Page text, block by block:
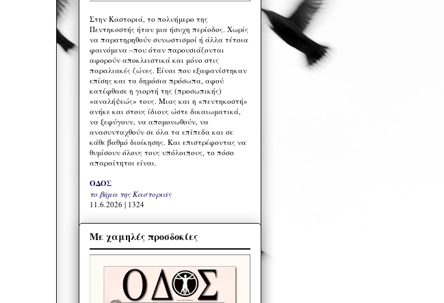
Στην Καστοριά, το πολυήμερο της
Πεντηκοστής ήταν μια ήσυχη περίοδος. Χωρίς
να παρατηρηθούν συνωστισμοί ή άλλα τέτοια
φαινόμενα –που όταν παρουσιάζονται
αφορούν αποκλειστικά και μόνο στις
παραλιακές ζώνες. Είναι που εξαφανίστηκαν
επίσης και τα δημόσια πρόσωπα, αφού
κατέφθασε η γιορτή της (προσωπικής)
«αναλήψεώς» τους. Μιας και η «πεντηκοστή»
ανήκε και στους ίδιους ώστε δικαιωματικά,
να ξεφύγουν, να απομονωθούν, να
ανασυνταχθούν σε όλα τα επίπεδα και σε
κάθε βαθμό διοίκησης. Και επιστρέφοντας να
θυμίσουν όλους τους υπόλοιπους, το πόσο
απαραίτητοι είναι.
ΟΔΟΣ
το βήμα της Καστοριάς
11.6.2026 | 1324
Με χαμηλές προσδοκίες